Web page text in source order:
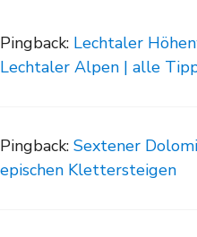
Pingback: Lechtaler
Lechtaler Alpen | alle
Pingback: Sextener
epischen Klettersteigen